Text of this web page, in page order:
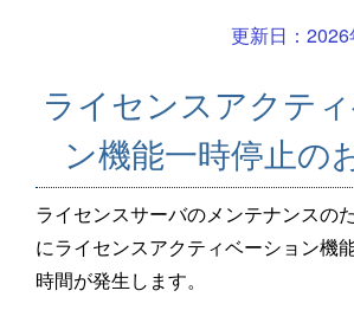
更新日：2026
ライセンスアクテ
ン機能一時停止の
ライセンスサーバのメンテナンスの
にライセンスアクティベーション機
時間が発生します。